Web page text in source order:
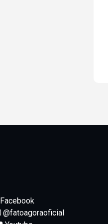
Facebook
@fatoagoraoficial